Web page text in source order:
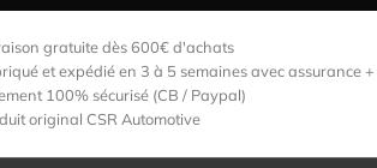
gratuite dès 600€ d'achats
et expédié en 3 à 5 semaines avec assurance +
100% sécurisé (CB / Paypal)
original CSR Automotive